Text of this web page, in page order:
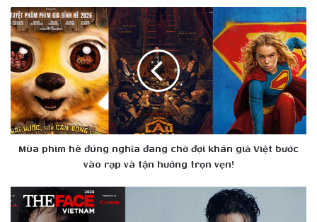
Mùa
phim
hè
đúng
nghĩa
đang
chờ
đợi
khán
giả
rạp
Mùa phim hè đúng nghĩa đang chờ đợi khán giả Việt bước
vào rạp và tận hưởng trọn vẹn!
Stylist
Nguyễn